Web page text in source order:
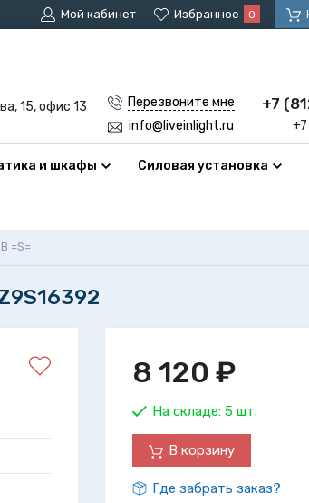
Мой кабинет Избранное 0
15, офис 13
Перезвоните мне
info@liveinlight.ru
+7
и шкафы Силовая установка
=S=
8 120 ₽
На складе: 5 шт.
В корзину
Где забрать заказ?